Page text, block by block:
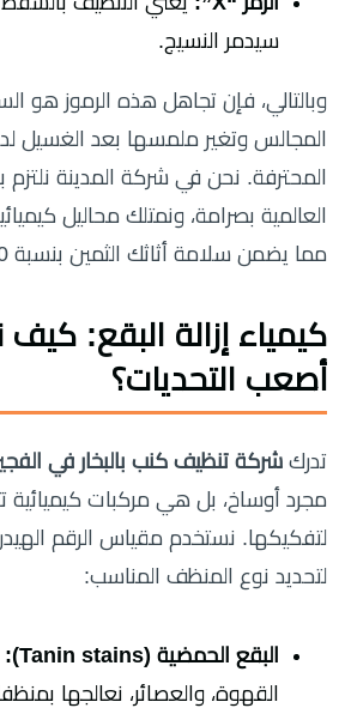
سيدمر النسيج.
وبالتالي، فإن تجاهل هذه الرموز هو
المجالس وتغير ملمسها بعد الغسيل
المحترفة. نحن في شركة المدينة نلتزم
العالمية بصرامة، ونمتلك محاليل
مما يضمن سلامة أثاثك الثمين بنسبة 100%.
كيمياء إزالة البقع:
أصعب التحديات؟
تدرك شركة تنظيف كنب بالبخار في
مجرد أوساخ، بل هي مركبات كيميائية
لتحديد نوع المنظف المناسب:
البقع الحمضية (Tanin stains):
القهوة، والعصائر، نعالجها